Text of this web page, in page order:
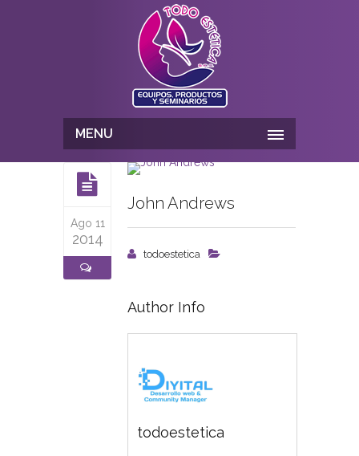
MENU
Ago 11
2014
John Andrews
todoestetica
Author Info
todoestetica